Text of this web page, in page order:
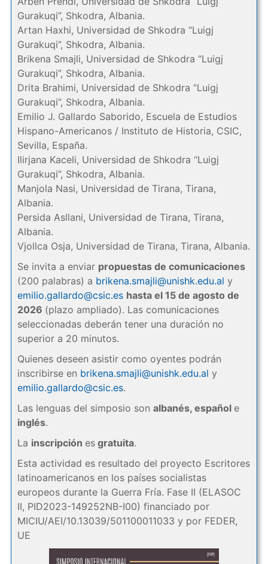
Gurakuqi”, Shkodra, Albania.
Artan Haxhi, Universidad de Shkodra “Luigj
Gurakuqi”, Shkodra, Albania.
Brikena Smajli, Universidad de Shkodra “Luigj
Gurakuqi”, Shkodra, Albania.
Drita Brahimi, Universidad de Shkodra “Luigj
Gurakuqi”, Shkodra, Albania.
Emilio J. Gallardo Saborido, Escuela de Estudios
Hispano-Americanos / Instituto de Historia, CSIC,
Sevilla, España.
Ilirjana Kaceli, Universidad de Shkodra “Luigj
Gurakuqi”, Shkodra, Albania.
Manjola Nasi, Universidad de Tirana, Tirana,
Albania.
Persida Asllani, Universidad de Tirana, Tirana,
Albania.
Vjollca Osja, Universidad de Tirana, Tirana, Albania.
Se invita a enviar propuestas de comunicaciones
(200 palabras) a brikena.smajli@unishk.edu.al y
emilio.gallardo@csic.es hasta el 15 de agosto de
2026 (plazo ampliado). Las comunicaciones
seleccionadas deberán tener una duración no
superior a 20 minutos.
Quienes deseen asistir como oyentes podrán
inscribirse en brikena.smajli@unishk.edu.al y
emilio.gallardo@csic.es.
Las lenguas del simposio son albanés, español e
inglés.
La inscripción esgratuita.
Esta actividad es resultado del proyecto Escritores
latinoamericanos en los países socialistas
europeos durante la Guerra Fría. Fase II (ELASOC
II, PID2023-149252NB-I00) financiado por
MICIU/AEI/10.13039/501100011033 y por FEDER,
UE